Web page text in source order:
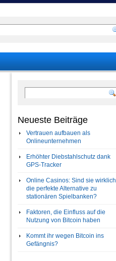
Neueste Beiträge
Vertrauen aufbauen als
Onlineunternehmen
Erhöhter Diebstahlschutz dank
GPS-Tracker
Online Casinos: Sind sie wirklich
die perfekte Alternative zu
stationären Spielbanken?
Faktoren, die Einfluss auf die
Nutzung von Bitcoin haben
Kommt ihr wegen Bitcoin ins
Gefängnis?